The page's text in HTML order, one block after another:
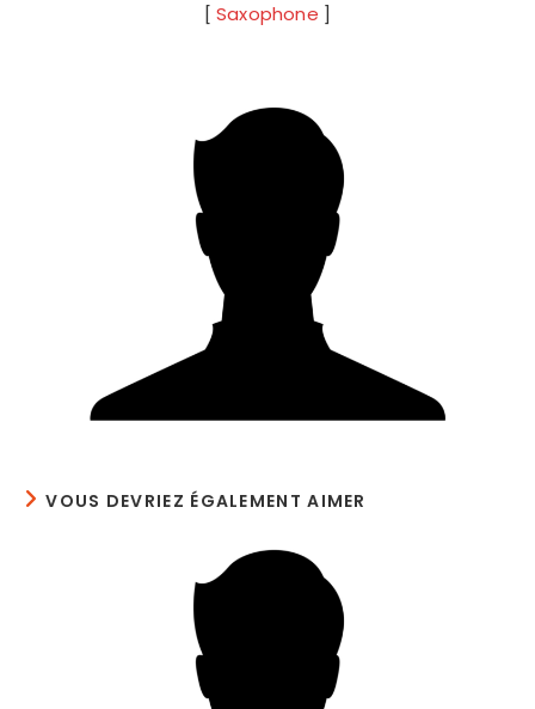
[Saxophone ]
VOUS DEVRIEZ ÉGALEMENT AIMER